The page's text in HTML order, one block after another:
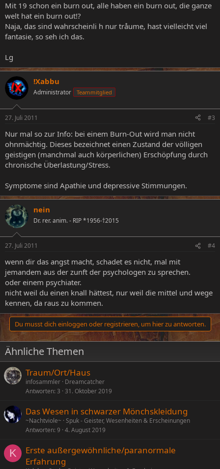
Mit 19 schon ein burn out, alle haben ein burn out, die ganze
welt hat ein burn out!?
Naja, das sind wahrscheinli h nur tråume, hast vielleicht viel
fantasie, so seh ich das.
Lg
!Xabbu
Administrator Teammitglied
27. Juli 2011 #3
Nur mal so zur Info: bei einem Burn-Out wird man nicht
ohnmächtig. Dieses bezeichnet einen Zustand der völligen
geistigen (manchmal auch körperlichen) Erschöpfung durch
chronische Überlastung/Stress.
Symptome sind Apathie und depressive Stimmungen.
nein
Dr. rer. anim. - RIP *1956-†2015
27. Juli 2011 #4
wenn dir das angst macht, schadet es nicht, mal mit
jemandem aus der zunft der psychologen zu sprechen.
oder einem psychiater.
nicht weil du einen knall hättest, nur weil die mittel und wege
kennen, da raus zu kommen.
Du musst dich einloggen oder registrieren, um hier zu antworten.
Ähnliche Themen
Traum/Ort/Haus
infosammler Dreamcatcher
Antworten 3 31. Oktober 2019
Das Wesen in schwarzer Mönchskleidung
~Nachtviole~ Spuk - Geister, Wesenheiten & Erscheinungen
Antworten 9 4. August 2019
K
Erste außergewöhnliche/paranormale
Erfahrung